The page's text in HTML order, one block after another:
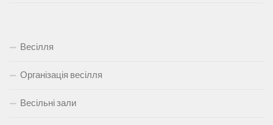
Весілля
Організація весілля
Весільні зали